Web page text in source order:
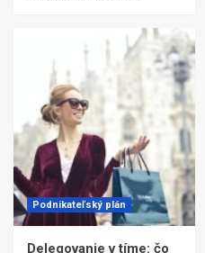
Podnikateľský plán
Delegovanie v tíme: čo